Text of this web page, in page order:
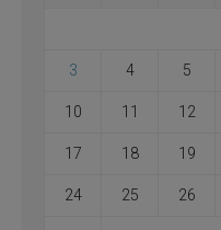
3 4 5
10 11 12
17 18 19
24 25 26